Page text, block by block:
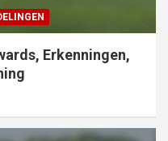
Erkenningen,